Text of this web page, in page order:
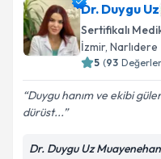
E-posta Adresiniz
Kişisel
Dr. Duygu Uz
Sertifikalı
İzmir, Narlıdere
5 (93
Duygu hanım ve ekibi
dürüst...
Dr. Duygu Uz